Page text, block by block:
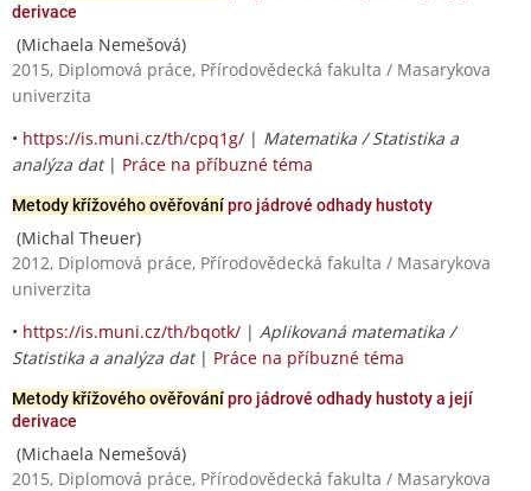
derivace
(Michaela Nemešová)
2015, Diplomová práce, Přírodovědecká fakulta / Masarykova
univerzita
• https://is.muni.cz/th/cpq1g/ | Matematika / Statistika a
analýza dat| Práce na příbuzné téma
Metody křížového ověřovánípro jádrové odhady hustoty
(Michal Theuer)
2012, Diplomová práce, Přírodovědecká fakulta / Masarykova
univerzita
• https://is.muni.cz/th/bqotk/ | Aplikovaná matematika /
Statistika a analýza dat| Práce na příbuzné téma
Metody křížového ověřovánípro jádrové odhady hustoty a její
derivace
(Michaela Nemešová)
2015, Diplomová práce, Přírodovědecká fakulta / Masarykova